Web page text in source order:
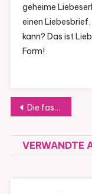
geheime
einen
kann? Das ist
Form!
Die faszinierende Geschichte des ikonischen dreifarbigen Cartier Trinity Rings von 1924
VERWANDTE